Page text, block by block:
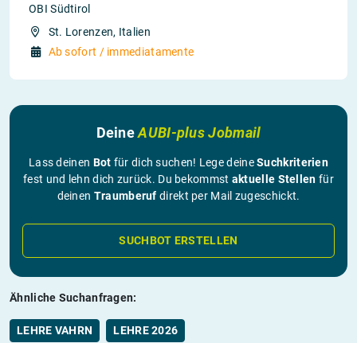
OBI Südtirol
St. Lorenzen, Italien
Ab sofort / immediatamente
DeineAUBI-plus Jobmail
Lass deinen Bot für dich suchen! Lege deineSuchkriterien
fest und lehn dich zurück. Du bekommst aktuelle Stellen für
deinen Traumberuf direkt per Mail zugeschickt.
SUCHBOT ERSTELLEN
Ähnliche Suchanfragen:
LEHRE VAHRN LEHRE 2026